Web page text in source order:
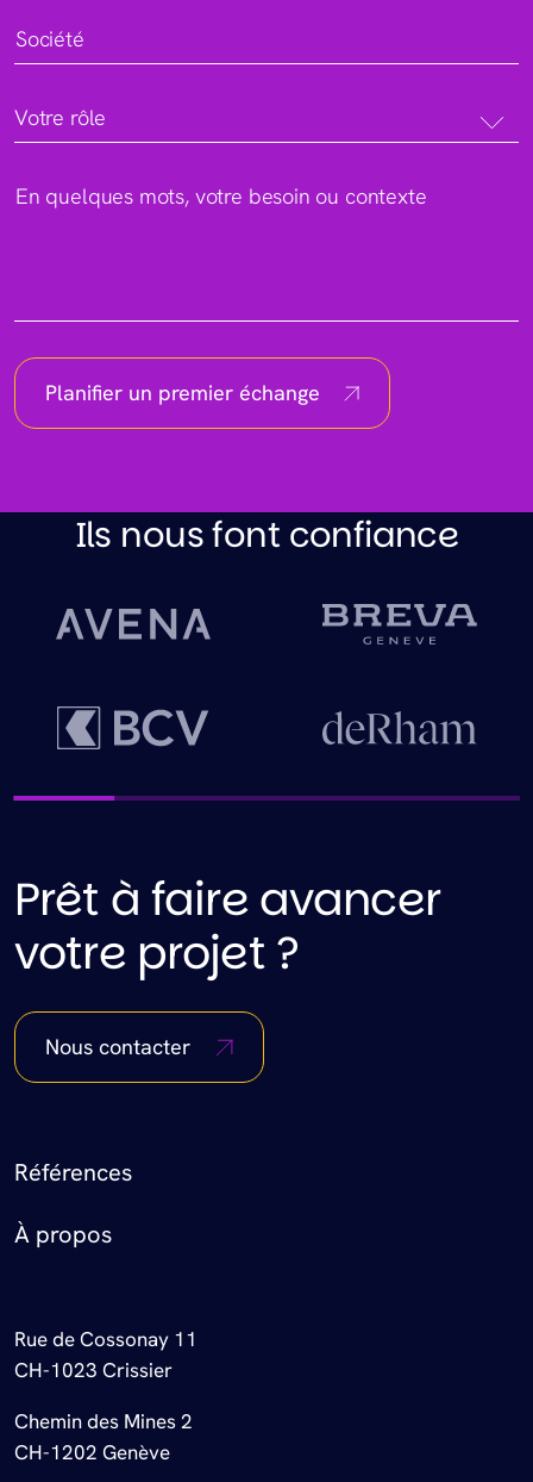
Société
Votre rôle
En quelques mots, votre besoin ou contexte
Planifier un premier échange
Ils nous font confiance
Prêt à faire avancer
votre projet ?
Nous contacter
Références
À propos
Rue de Cossonay 11
CH-1023 Crissier
Chemin des Mines 2
CH-1202 Genève